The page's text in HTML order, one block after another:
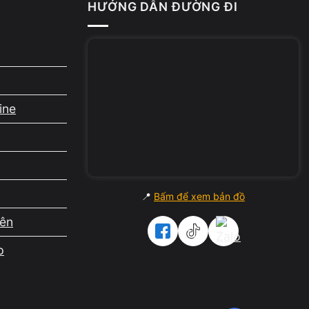
HƯỚNG DẪN ĐƯỜNG ĐI
📍 Bấm để xem bản đồ